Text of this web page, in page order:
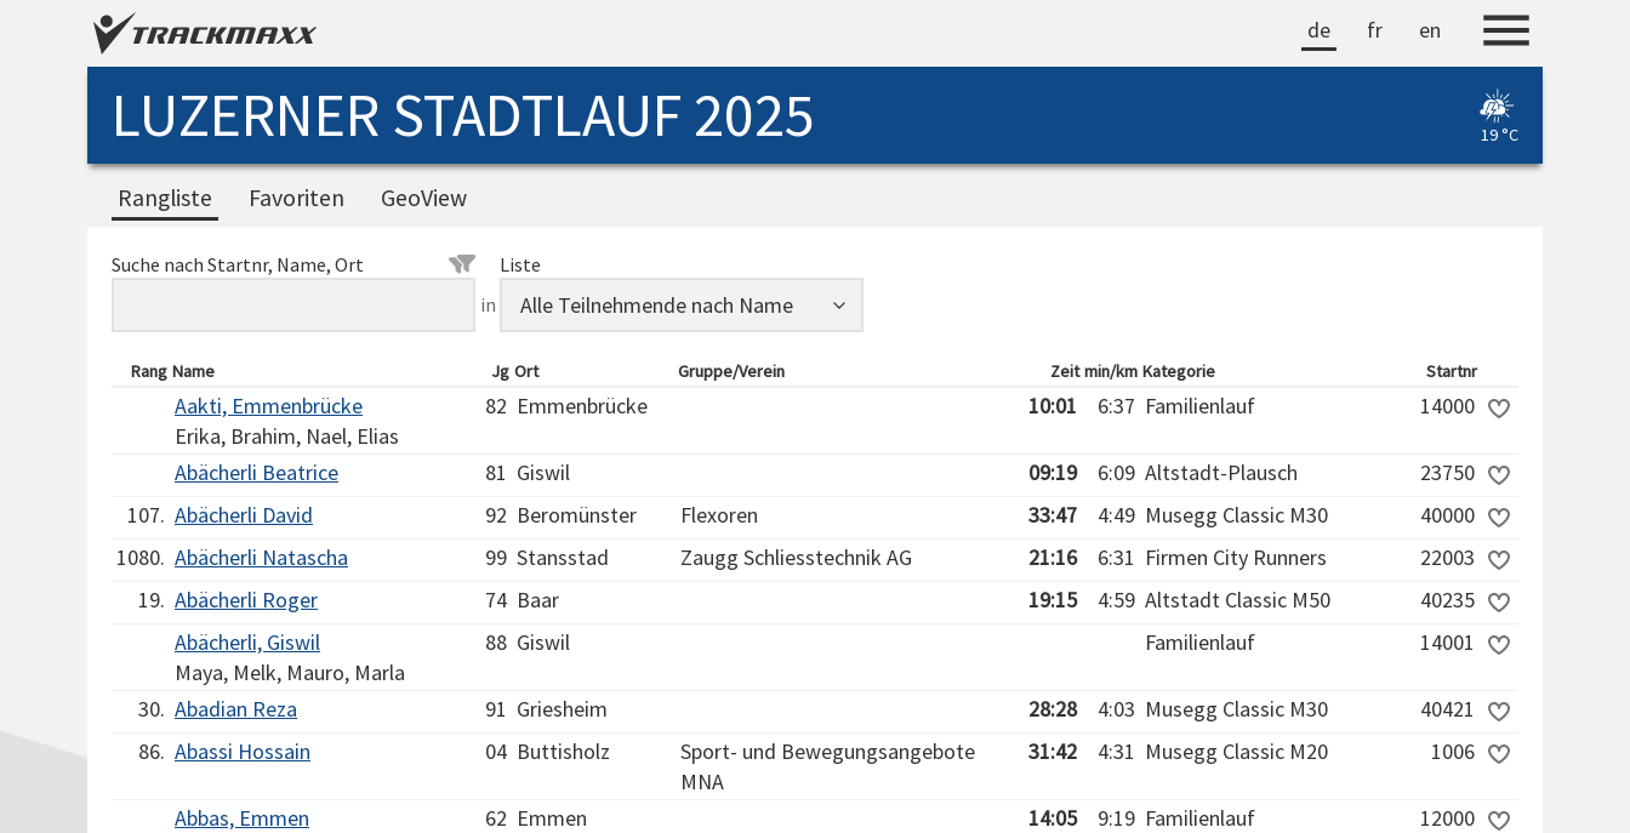
de fr en
LUZERNER STADTLAUF 2025 19 °C
Rangliste Favoriten GeoView
Suche nach Startnr, Name, Ort
in
Liste
Rang Name Jg Ort Gruppe/Verein Zeit min/km Kategorie Startnr
Aakti, Emmenbrücke
Erika, Brahim, Nael, Elias
82 Emmenbrücke 10:01 6:37 Familienlauf 14000
Abächerli Beatrice 81 Giswil 09:19 6:09 Altstadt-Plausch
23750
107. Abächerli David 92 Beromünster Flexoren 33:47 4:49 Musegg Classic M30
40000
1080. Abächerli Natascha 99 Stansstad Zaugg Schliesstechnik AG 21:16 6:31 Firmen City Runners
22003
19. Abächerli Roger 74 Baar 19:15 4:59 Altstadt Classic M50
40235
Abächerli, Giswil
Maya, Melk, Mauro, Marla
88 Giswil Familienlauf 14001
30. Abadian Reza 91 Griesheim 28:28 4:03 Musegg Classic M30
40421
86. Abassi Hossain 04 Buttisholz
Sport- und Bewegungsangebote
MNA
31:42 4:31 Musegg Classic M20 1006
Abbas, Emmen
62 Emmen 14:05 9:19 Familienlauf 12000